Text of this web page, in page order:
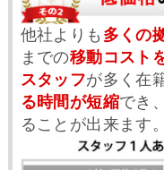
他社よりも 多くの
までの移動コスト
スタッフが多く在
る時間が短縮でき
ることが出来ます。